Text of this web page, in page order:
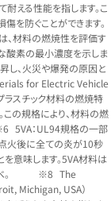
える性能を指します。こ
を防ぐことができます。
、材料の燃焼性を評価す
酸素の最小濃度を示しま
し、火災や爆発の原因と
for Electric Vehicle
ラスチック材料の燃焼特
の規格により、材料の燃
5VA：UL94規格の一部
火後に全ての炎が10秒
意味します。5VA材料は
The
Michigan, USA）